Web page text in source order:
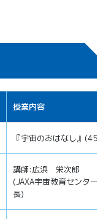
授業内容
『宇宙のおはなし』(45
講師:広浜 栄次郎
(JAXA宇宙教育センター
長)